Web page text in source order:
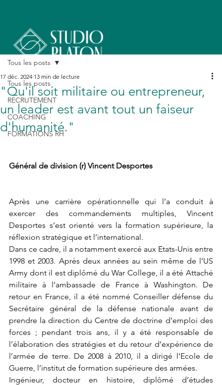
Tous les posts
RECRUTEMENT
COACHING
FORMATIONS RH
Tous les posts
"Qu'il soit militaire ou entrepreneur,
un leader est avant tout un faiseur
d'humanité."
17 déc. 2024 13 min de lecture
Général de division (r) Vincent Desportes
Après une carrière opérationnelle qui l’a conduit à
exercer des commandements multiples, Vincent
Desportes s’est orienté vers la formation supérieure, la
réflexion stratégique et l’international.
Dans ce cadre, il a notamment exercé aux Etats-Unis entre
1998 et 2003. Après deux années au sein même de l’US
Army dont il est diplômé du War College, il a été Attaché
militaire à l’ambassade de France à Washington. De
retour en France, il a été nommé Conseiller défense du
Secrétaire général de la défense nationale avant de
prendre la direction du Centre de doctrine d’emploi des
forces ; pendant trois ans, il y a été responsable de
l’élaboration des stratégies et du retour d’expérience de
l’armée de terre. De 2008 à 2010, il a dirigé l’Ecole de
Guerre, l’institut de formation supérieure des armées.
Ingénieur, docteur en histoire, diplômé d’études